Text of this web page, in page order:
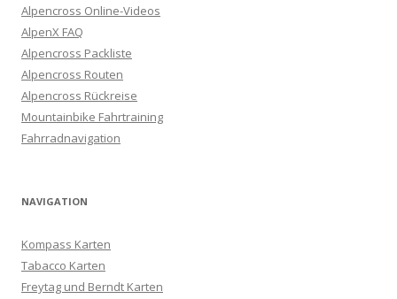
Alpencross Online-Videos
AlpenX FAQ
Alpencross Packliste
Alpencross Routen
Alpencross Rückreise
Mountainbike Fahrtraining
Fahrradnavigation
NAVIGATION
Kompass Karten
Tabacco Karten
Freytag und Berndt Karten